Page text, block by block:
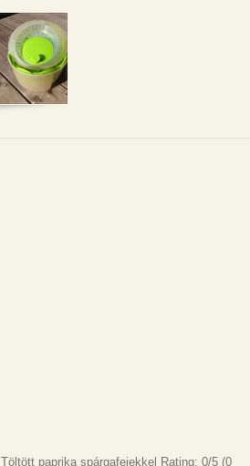
Töltött paprika spárgafejekkel Rating: 0/5 (0